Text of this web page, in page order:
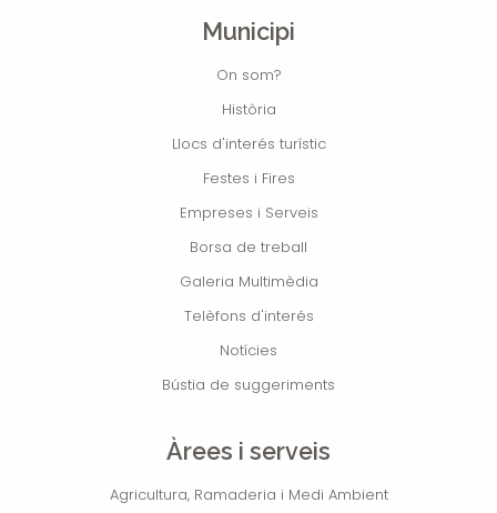
Municipi
On som?
Història
Llocs d'interés turístic
Festes i Fires
Empreses i Serveis
Borsa de treball
Galeria Multimèdia
Telèfons d'interés
Notícies
Bústia de suggeriments
Àrees i serveis
Agricultura, Ramaderia i Medi Ambient